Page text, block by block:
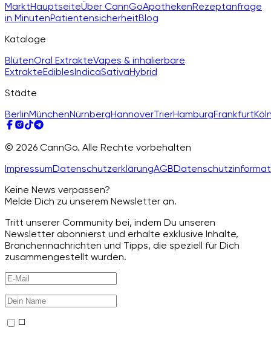
MarktHauptseiteÜber CannGoApothekenRezeptanfrage
in MinutenPatientensicherheitBlog
Kataloge
BlütenOral ExtrakteVapes & inhalierbare
ExtrakteEdiblesIndicaSativaHybrid
Städte
BerlinMünchenNürnbergHannoverTrierHamburgFrankfurt
© 2026 CannGo. Alle Rechte vorbehalten
ImpressumDatenschutzerklärungAGB
Keine News verpassen?
Melde Dich zu unserem Newsletter an.
Tritt unserer Community bei, indem Du unseren
Newsletter abonnierst und erhalte exklusive Inhalte,
Branchennachrichten und Tipps, die speziell für Dich
zusammengestellt wurden.